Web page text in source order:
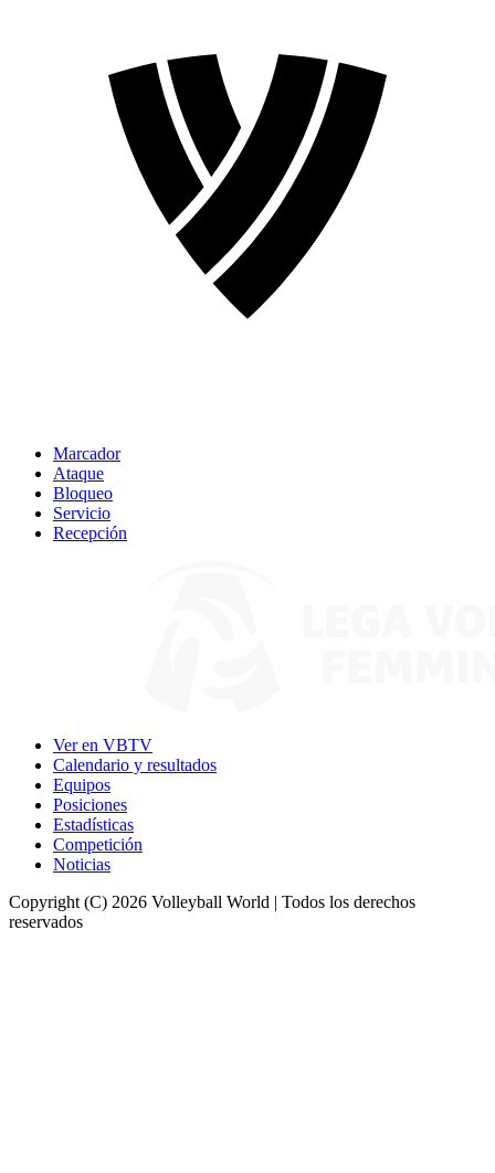
Marcador
Ataque
Bloqueo
Servicio
Recepción
Ver en VBTV
Calendario y resultados
Equipos
Posiciones
Estadísticas
Competición
Noticias
Copyright (C) 2026 Volleyball World | Todos los derechos
reservados